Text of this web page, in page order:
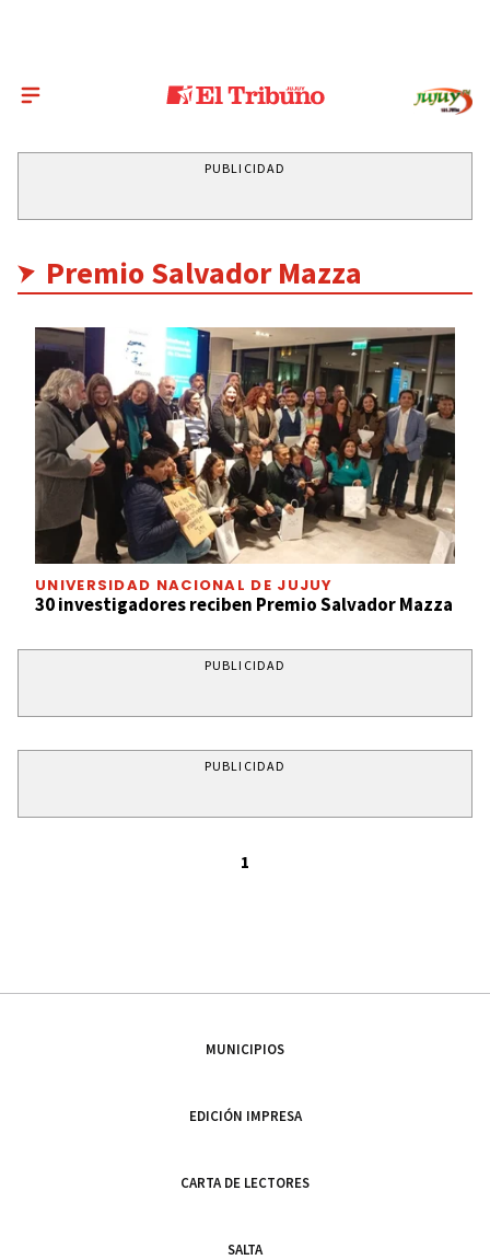
PUBLICIDAD
Premio Salvador Mazza
UNIVERSIDAD NACIONAL DE JUJUY
30 investigadores reciben Premio Salvador Mazza
PUBLICIDAD
PUBLICIDAD
1
MUNICIPIOS
EDICIÓN IMPRESA
CARTA DE LECTORES
SALTA